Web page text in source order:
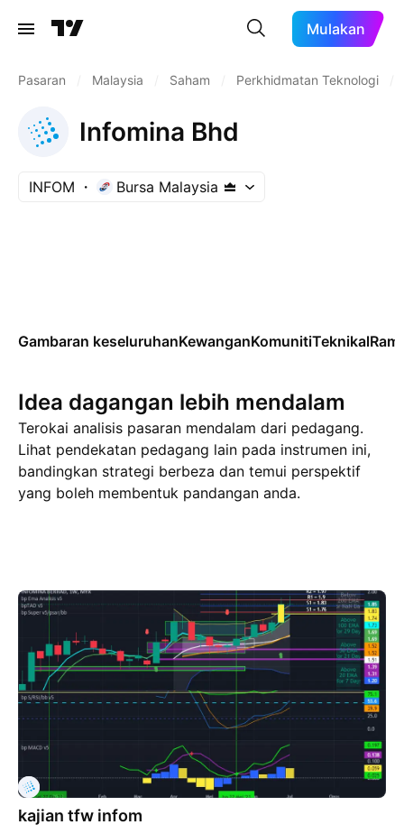
Mulakan
Pasaran Malaysia Saham Perkhidmatan Teknologi
Infomina Bhd
INFOM Bursa Malaysia
Gambaran keseluruhanKewanganKomunitiTeknikal
Idea dagangan lebih mendalam
Terokai analisis pasaran mendalam dari pedagang.
Lihat pendekatan pedagang lain pada instrumen ini,
bandingkan strategi berbeza dan temui perspektif
yang boleh membentuk pandangan anda.
kajian tfw infom